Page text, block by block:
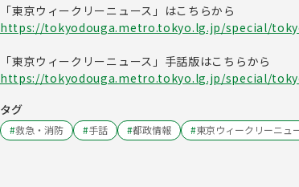
「東京ウィークリーニュース」はこちらから
https://tokyodouga.metro.tokyo.lg.jp/special/
「東京ウィークリーニュース」手話版はこちらから
https://tokyodouga.metro.tokyo.lg.jp/special/
タグ
#救急・消防 #手話 #都政情報 #東京ウィークリーニュ